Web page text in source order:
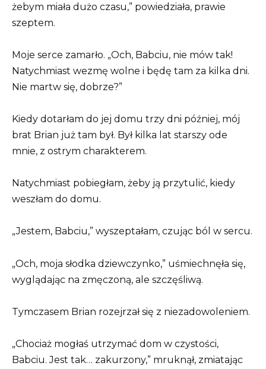
żebym miała dużo czasu,” powiedziała, prawie
szeptem.
Moje serce zamarło. „Och, Babciu, nie mów tak!
Natychmiast wezmę wolne i będę tam za kilka dni.
Nie martw się, dobrze?”
Kiedy dotarłam do jej domu trzy dni później, mój
brat Brian już tam był. Był kilka lat starszy ode
mnie, z ostrym charakterem.
Natychmiast pobiegłam, żeby ją przytulić, kiedy
weszłam do domu.
„Jestem, Babciu,” wyszeptałam, czując ból w sercu.
„Och, moja słodka dziewczynko,” uśmiechnęła się,
wyglądając na zmęczoną, ale szczęśliwą.
Tymczasem Brian rozejrzał się z niezadowoleniem.
„Chociaż mogłaś utrzymać dom w czystości,
Babciu. Jest tak… zakurzony,” mruknął, zmiatając